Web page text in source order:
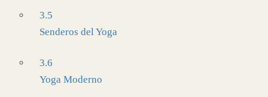
3.5
Senderos del Yoga
3.6
Yoga Moderno